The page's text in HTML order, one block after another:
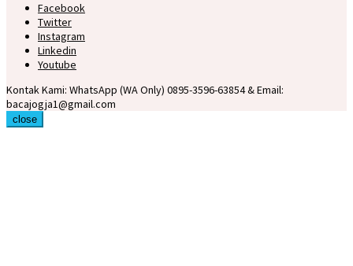
Facebook
Twitter
Instagram
Linkedin
Youtube
Kontak Kami: WhatsApp (WA Only) 0895-3596-63854 & Email:
bacajogja1@gmail.com
close